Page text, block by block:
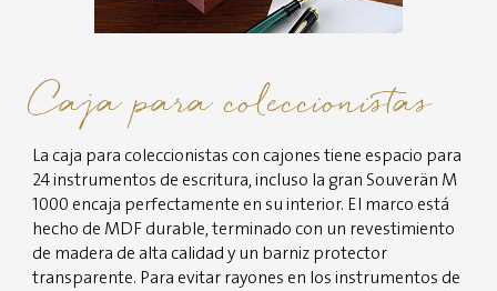
Caja para coleccionistas
La caja para coleccionistas con cajones tiene espacio para
24 instrumentos de escritura, incluso la gran Souverän M
1000 encaja perfectamente en su interior. El marco está
hecho de MDF durable, terminado con un revestimiento
de madera de alta calidad y un barniz protector
transparente. Para evitar rayones en los instrumentos de